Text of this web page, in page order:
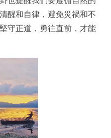
醒和自律，避免災禍和不
守正道，勇往直前，才能